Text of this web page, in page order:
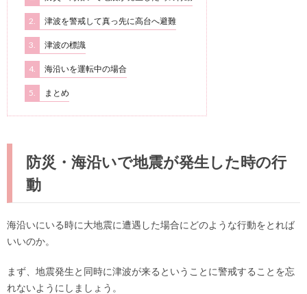
2. 津波を警戒して真っ先に高台へ避難
3. 津波の標識
4. 海沿いを運転中の場合
5. まとめ
防災・海沿いで地震が発生した時の行
動
海沿いにいる時に大地震に遭遇した場合にどのような行動をとれば
いいのか。
まず、地震発生と同時に津波が来るということに警戒することを忘
れないようにしましょう。